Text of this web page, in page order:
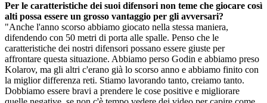
Per le caratteristiche dei suoi difensori non teme che giocare così
alti possa essere un grosso vantaggio per gli avversari?
"Anche l'anno scorso abbiamo giocato nella stessa maniera,
difendendo con 50 metri di porta alle spalle. Penso che le
caratteristiche dei nostri difensori possano essere giuste per
affrontare questa situazione. Abbiamo perso Godin e abbiamo preso
Kolarov, ma gli altri c'erano già lo scorso anno e abbiamo finito con
la miglior differenza reti. Stiamo lavorando tanto, creiamo tanto.
Dobbiamo essere bravi a prendere le cose positive e migliorare